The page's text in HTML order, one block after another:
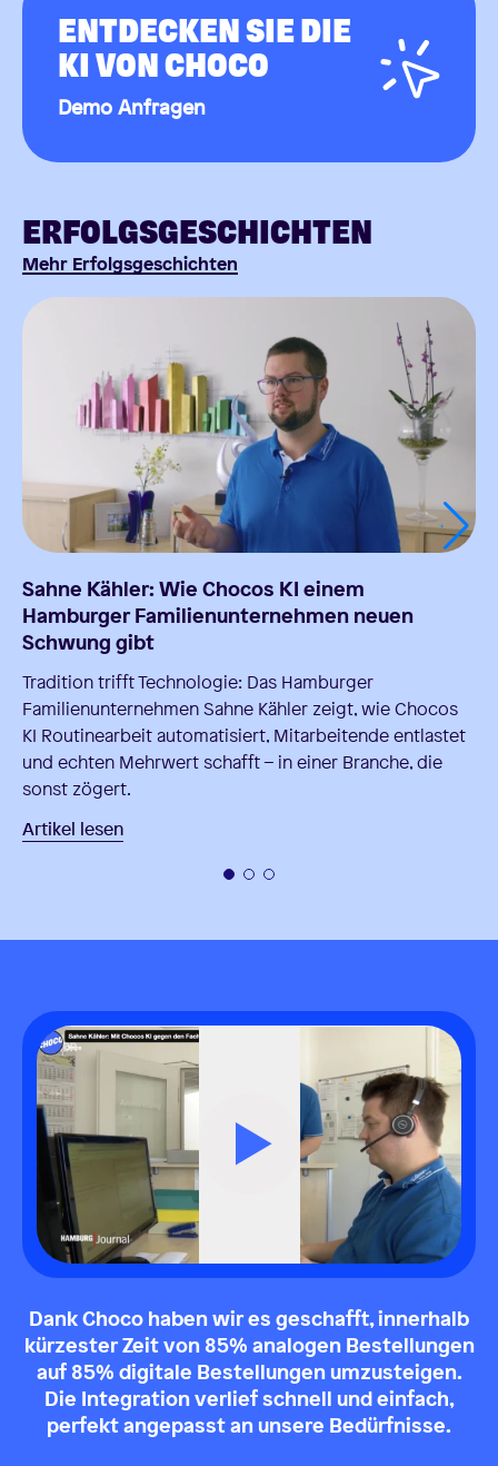
ENTDECKEN SIE DIE
KI VON CHOCO
Demo Anfragen
ERFOLGSGESCHICHTEN
Mehr Erfolgsgeschichten
Sahne Kähler: Wie Chocos KI einem
Hamburger Familienunternehmen neuen
Schwung gibt
Tradition trifft Technologie: Das Hamburger
Familienunternehmen Sahne Kähler zeigt, wie Chocos
KI Routinearbeit automatisiert, Mitarbeitende entlastet
und echten Mehrwert schafft – in einer Branche, die
sonst zögert.
Artikel lesen
Dank Choco haben wir es geschafft, innerhalb
kürzester Zeit von 85% analogen Bestellungen
auf 85% digitale Bestellungen umzusteigen.
Die Integration verlief schnell und einfach,
perfekt angepasst an unsere Bedürfnisse.